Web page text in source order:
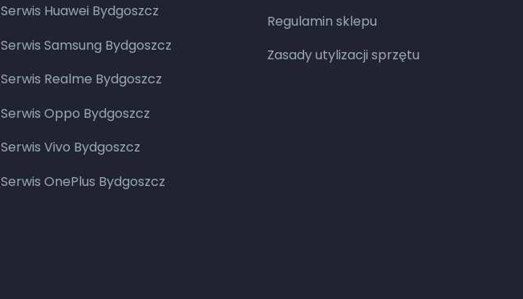
Serwis Huawei Bydgoszcz
Serwis Samsung Bydgoszcz
Serwis Realme Bydgoszcz
Serwis Oppo Bydgoszcz
Serwis Vivo Bydgoszcz
Serwis OnePlus Bydgoszcz
Regulamin sklepu
Zasady utylizacji sprzętu